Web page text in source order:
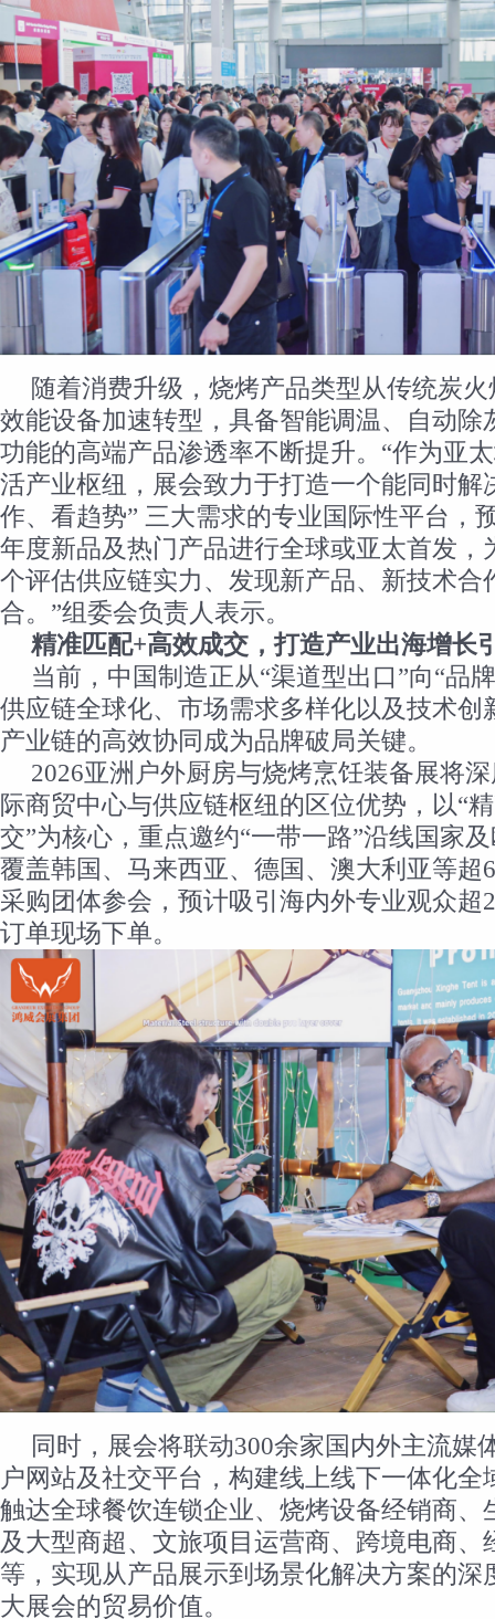
随着消费升级，烧烤产品类型从传统炭
效能设备加速转型，具备智能调温、自动除
功能的高端产品渗透率不断提升。“作为亚
活产业枢纽，展会致力于打造一个能同时解
作、看趋势” 三大需求的专业国际性平台，
年度新品及热门产品进行全球或亚太首发，
个评估供应链实力、发现新产品、新技术合
合。”组委会负责人表示。
精准匹配+高效成交，打造产业出海增长
当前，中国制造正从“渠道型出口”向“品
供应链全球化、市场需求多样化以及技术创
产业链的高效协同成为品牌破局关键。
2026亚洲户外厨房与烧烤烹饪装备展将
际商贸中心与供应链枢纽的区位优势，以“
交”为核心，重点邀约“一带一路”沿线国家
覆盖韩国、马来西亚、德国、澳大利亚等超
采购团体参会，预计吸引海内外专业观众超
订单现场下单。
同时，展会将联动300余家国内外主流媒
户网站及社交平台，构建线上线下一体化全
触达全球餐饮连锁企业、烧烤设备经销商、
及大型商超、文旅项目运营商、跨境电商、
等，实现从产品展示到场景化解决方案的深
大展会的贸易价值。